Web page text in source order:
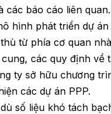
các báo cáo liên quan.
hình phát triển dự
từ phía cơ quan
các quy định về
ty sở hữu chương
các dự án PPP.
số liệu khó tách